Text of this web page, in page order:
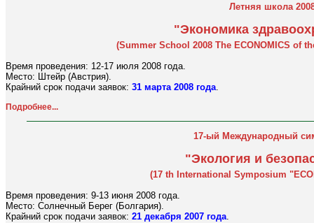
Летняя школа
"Экономика
(Summer School 2008 The ECONOMICS of
Время проведения: 12-17 июля 2008 года.
Место: Штейр (Австрия).
Крайний срок подачи заявок: 31 марта 2008 года.
Подробнее...
17-ый Международный
"Экология и
(17 th International Symposium
Время проведения: 9-13 июня 2008 года.
Место: Солнечный Берег (Болгария).
Крайний срок подачи заявок: 21 декабря 2007 года.